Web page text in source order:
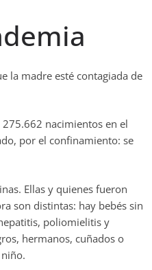
la madre esté contagiada de
nacimientos en el
por el confinamiento: se
Ellas y quienes fueron
son distintas: hay bebés sin
poliomielitis y
hermanos, cuñados o